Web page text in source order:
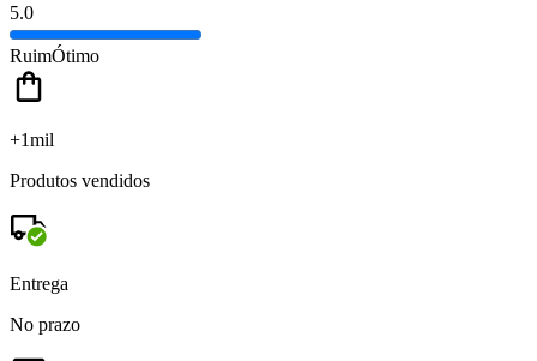
5.0
RuimÓtimo
+1mil
Produtos vendidos
Entrega
No prazo